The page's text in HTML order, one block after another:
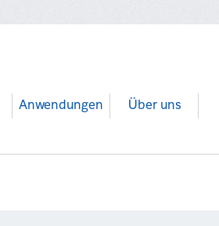
Anwendungen Über uns